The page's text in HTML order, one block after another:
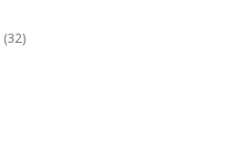
(32)